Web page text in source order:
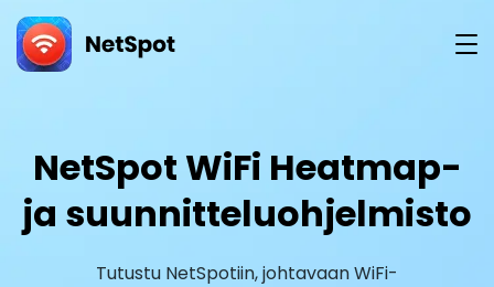
NetSpot WiFi Heatmap-
ja suunnitteluohjelmisto
Tutustu NetSpotiin, johtavaan WiFi-